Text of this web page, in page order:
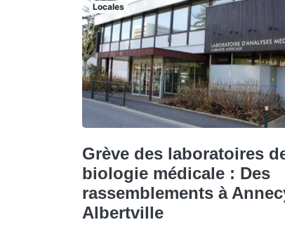
Locales
Grève des laboratoires
biologie médicale : Des
rassemblements à
Albertville